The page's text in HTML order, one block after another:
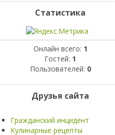
Статистика
Онлайн всего: 1
Гостей: 1
Пользователей: 0
Друзья сайта
Гражданский инцидент
Кулинарные рецепты